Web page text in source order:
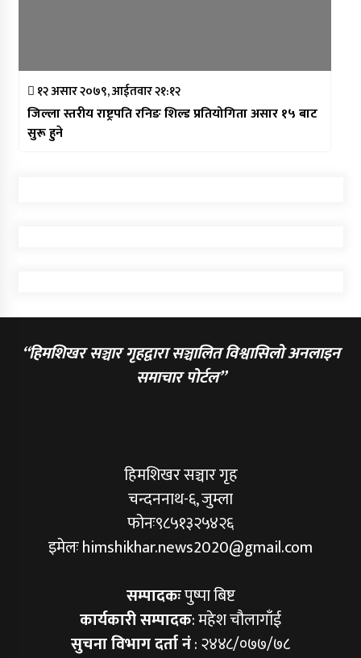
१२ असार २०७९, आईतवार २१:१२
जिल्ला स्तरीय राष्ट्रपति रनिङ शिल्ड प्रतियोगिता असार १५ बाट
सुरू हुने
“हिमशिखर सञ्चार गृहद्वारा सञ्चालित विश्वासिलो अनलाइन
समाचार पोर्टल”
हिमशिखर सञ्चार गृह
चन्दननाथ-६, जुम्ला
फोनः९८५१३२५४२६
इमेलः himshikhar.news2020@gmail.com
सम्पादकःपुष्पा बिष्ट
कार्यकारी सम्पादक: महेश चौलागाँई
सुचना विभाग दर्ता नं: २४४८/०७७/७८